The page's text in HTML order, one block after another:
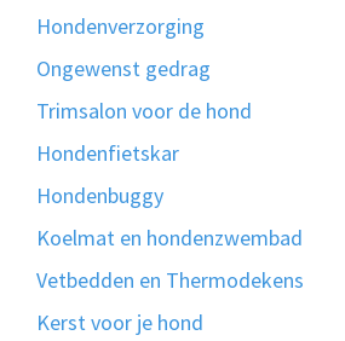
Hondenverzorging
Ongewenst gedrag
Trimsalon voor de hond
Hondenfietskar
Hondenbuggy
Koelmat en hondenzwembad
Vetbedden en Thermodekens
Kerst voor je hond